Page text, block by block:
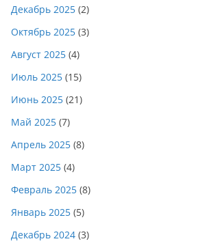
Декабрь 2025 (2)
Октябрь 2025 (3)
Август 2025 (4)
Июль 2025 (15)
Июнь 2025 (21)
Май 2025 (7)
Апрель 2025 (8)
Март 2025 (4)
Февраль 2025 (8)
Январь 2025 (5)
Декабрь 2024 (3)